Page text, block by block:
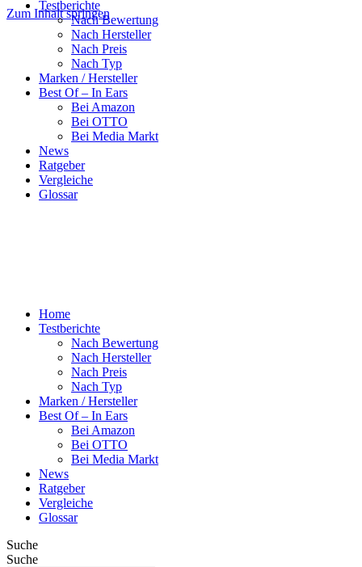
Zum Inhalt springen
Testberichte
Nach Bewertung
Nach Hersteller
Nach Preis
Nach Typ
Marken / Hersteller
Best Of – In Ears
Bei Amazon
Bei OTTO
Bei Media Markt
News
Ratgeber
Vergleiche
Glossar
Home
Testberichte
Nach Bewertung
Nach Hersteller
Nach Preis
Nach Typ
Marken / Hersteller
Best Of – In Ears
Bei Amazon
Bei OTTO
Bei Media Markt
News
Ratgeber
Vergleiche
Glossar
Suche
Suche